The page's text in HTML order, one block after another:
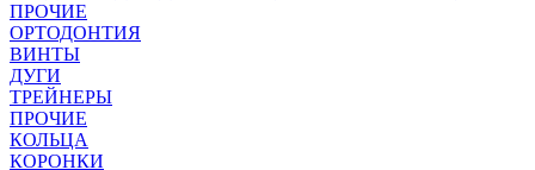
ПРОЧИЕ
ОРТОДОНТИЯ
ВИНТЫ
ДУГИ
ТРЕЙНЕРЫ
ПРОЧИЕ
КОЛЬЦА
КОРОНКИ